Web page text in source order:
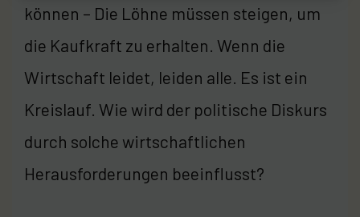
können – Die Löhne müssen steigen, um
die Kaufkraft zu erhalten. Wenn die
Wirtschaft leidet, leiden alle. Es ist ein
Kreislauf. Wie wird der politische Diskurs
durch solche wirtschaftlichen
Herausforderungen beeinflusst?